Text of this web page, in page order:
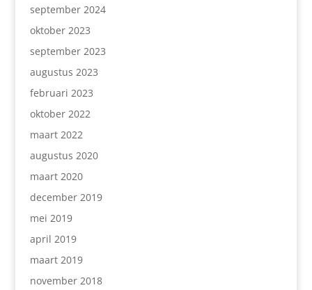
september 2024
oktober 2023
september 2023
augustus 2023
februari 2023
oktober 2022
maart 2022
augustus 2020
maart 2020
december 2019
mei 2019
april 2019
maart 2019
november 2018